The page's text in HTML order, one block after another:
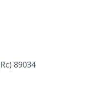
89034